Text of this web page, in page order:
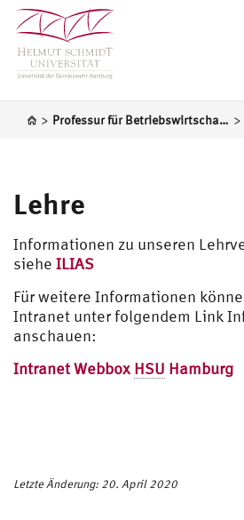
> Professur für Betriebswirtschaftslehre, insbes. Logistik-Management >
Lehre
Informationen zu unseren
siehe ILIAS
Für weitere Informationen
Intranet unter folgendem Link
anschauen:
Intranet Webbox HSU Hamburg
Letzte Änderung: 20. April 2020